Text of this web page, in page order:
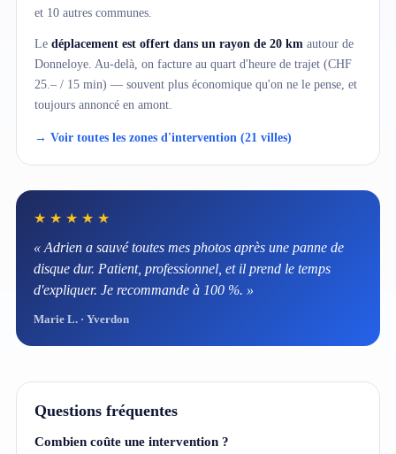
et 10 autres communes.
Le déplacement est offert dans un rayon de 20 km autour de
Donneloye. Au-delà, on facture au quart d'heure de trajet (CHF
25.– / 15 min) — souvent plus économique qu'on ne le pense, et
toujours annoncé en amont.
→ Voir toutes les zones d'intervention (21 villes)
★★★★★
« Adrien a sauvé toutes mes photos après une panne de
disque dur. Patient, professionnel, et il prend le temps
d'expliquer. Je recommande à 100 %. »
Marie L. · Yverdon
Questions fréquentes
Combien coûte une intervention ?